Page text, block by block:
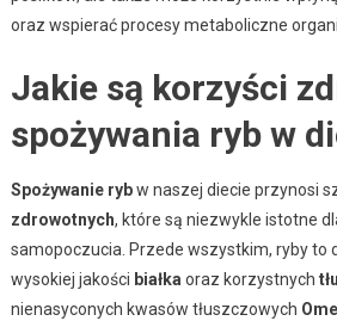
oraz wspierać procesy metaboliczne
Jakie są korzyści
spożywania ryb w
Spożywanie rybw naszej diecie przynosi
zdrowotnych, które są niezwykle istotne
samopoczucia. Przede wszystkim, ryby to
wysokiej jakości białka oraz korzystnych
nienasyconych kwasów tłuszczowych